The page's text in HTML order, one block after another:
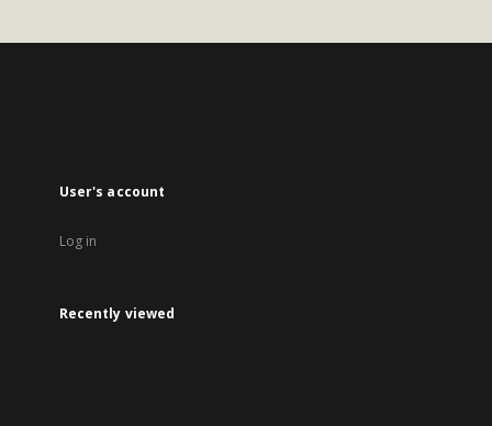
User's account
Log in
Recently viewed